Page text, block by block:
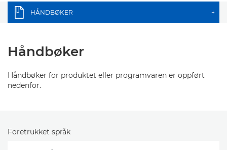
HÅNDBØKER +
Håndbøker
Håndbøker for produktet eller programvaren er oppført
nedenfor.
Foretrukket språk